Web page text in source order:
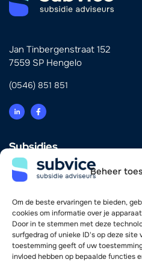
Beheer
Om de beste ervaringen te bieden,
cookies om informatie over je
Door in te stemmen met deze
surfgedrag of unieke ID's op deze site
toestemming geeft of uw
invloed hebben op bepaalde functies
Jan Tinbergenstraat 152
7559 SP Hengelo
(0546) 851 851
Subsidies
Innovatie
Energie & Verduurzaming
Investering & Financiering
Zorg
Vind je weg
Adviseurs